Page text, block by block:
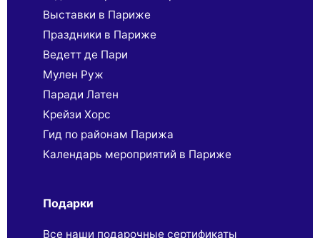
Выставки в Париже
Праздники в Париже
Ведетт де Пари
Мулен Руж
Паради Латен
Крейзи Хорс
Гид по районам Парижа
Календарь мероприятий в Париже
Подарки
Все наши подарочные сертификаты